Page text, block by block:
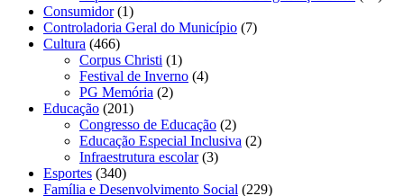
Consumidor(1)
Controladoria Geral do Município (7)
Cultura (466)
Corpus Christi (1)
Festival de Inverno (4)
PG Memória (2)
Educação (201)
Congresso de Educação (2)
Educação Especial Inclusiva (2)
Infraestrutura escolar(3)
Esportes (340)
Família e Desenvolvimento Social (229)